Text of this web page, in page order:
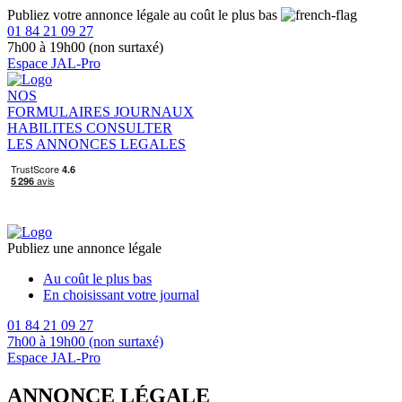
Publiez votre annonce légale au coût le plus bas
01 84 21 09 27
7h00 à 19h00 (non surtaxé)
Espace JAL-Pro
NOS
FORMULAIRES JOURNAUX
HABILITES CONSULTER
LES ANNONCES LEGALES
Publiez une annonce légale
Au coût le plus bas
En choisissant votre journal
01 84 21 09 27
7h00 à 19h00 (non surtaxé)
Espace JAL-Pro
ANNONCE LÉGALE